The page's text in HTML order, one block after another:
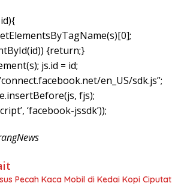
{return;}
js.id = id;
en_US/sdk.js”;
fjs);
‘facebook-jssdk’));
Pecah Kaca Mobil di Kedai Kopi Ciputat